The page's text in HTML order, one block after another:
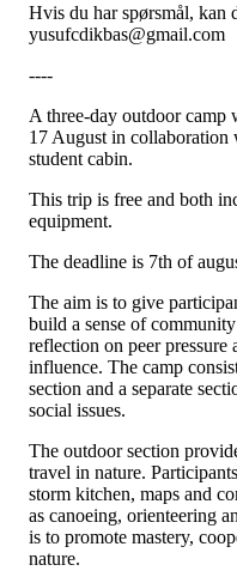
Hvis du har spørsmål, kan
yusufcdikbas@gmail.com
----
A three-day outdoor
17 August in
student cabin.
This trip is free and both
equipment.
The deadline is 7th of
The aim is to give
build a sense of
reflection on peer pressure
influence. The camp
section and a separate
social issues.
The outdoor section
travel in nature.
storm kitchen, maps and
as canoeing, orienteering
is to promote mastery,
nature.